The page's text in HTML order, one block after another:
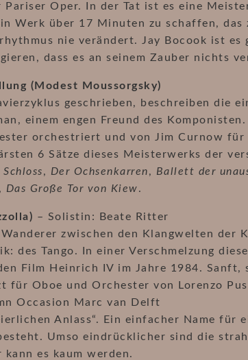
Oper. In der Tat ist es eine
Werk über 17 Minuten zu schaffen, das
nie verändert. Jay Bocook ist es
dass es an seinem Zauber nichts
(Modest Moussorgsky)
geschrieben, beschreiben die
einem engen Freund des
orchestriert und von Jim Curnow
6 Sätze dieses Meisterwerks der
, Der Ochsenkarren, Ballett der
, Das Große Tor von Kiew.
– Solistin: Beate Ritter
zwischen den Klangwelten der
des Tango. In einer Verschmelzung
Film Heinrich IV im Jahre 1984. Sanft,
für Oboe und Orchester von Lorenzo
Occasion Marc van Delft
Anlass“. Ein einfacher Name für
Umso eindrücklicher sind die
es kaum werden.